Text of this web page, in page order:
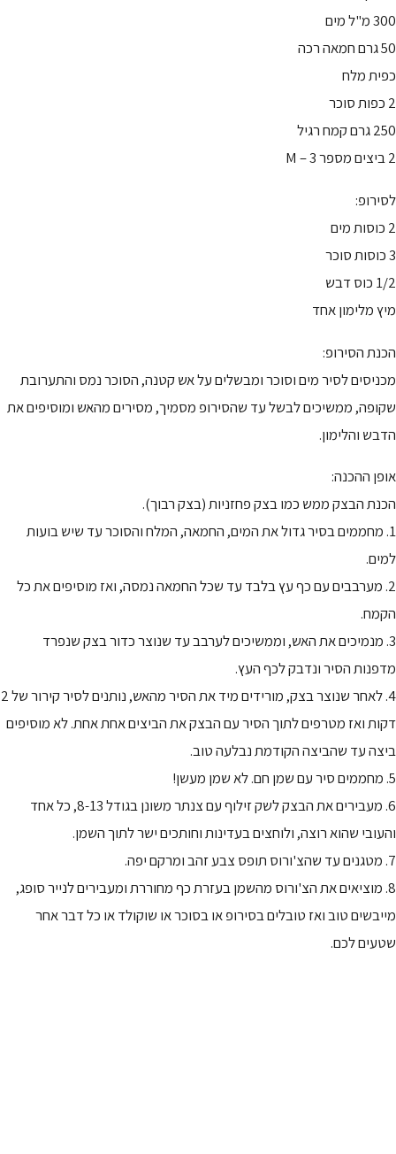
300 מ"ל מים
50 גרם חמאה רכה
כפית מלח
2 כפות סוכר
250 גרם קמח רגיל
2 ביצים מספר 3 – M
לסירופ:
2 כוסות מים
3 כוסות סוכר
1/2 כוס דבש
מיץ מלימון אחד
הכנת הסירופ:
מכניסים לסיר מים וסוכר ומבשלים על אש קטנה, הסוכר נמס והתערובת
שקופה, ממשיכים לבשל עד שהסירופ מסמיך, מסירים מהאש ומוסיפים את
הדבש והלימון.
אופן ההכנה:
הכנת הבצק ממש כמו בצק פחזניות (בצק רבוך).
1. מחממים בסיר גדול את המים, החמאה, המלח והסוכר עד שיש בועות
למים.
2. מערבבים עם כף עץ בלבד עד שכל החמאה נמסה, ואז מוסיפים את כל
הקמח.
3. מנמיכים את האש, וממשיכים לערבב עד שנוצר כדור בצק שנפרד
מדפנות הסיר ונדבק לכף העץ.
4. לאחר שנוצר בצק, מורידים מיד את הסיר מהאש, נותנים לסיר קירור של 2
דקות ואז מטרפים לתוך הסיר עם הבצק את הביצים אחת אחת. לא מוסיפים
ביצה עד שהביצה הקודמת נבלעה טוב.
5. מחממים סיר עם שמן חם. לא שמן מעשן!
6. מעבירים את הבצק לשק זילוף עם צנתר משונן בגודל 8-13, כל אחד
והעובי שהוא רוצה, ולוחצים בעדינות וחותכים ישר לתוך השמן.
7. מטגנים עד שהצ'ורוס תופס צבע זהב ומרקם יפה.
8. מוציאים את הצ'ורוס מהשמן בעזרת כף מחוררת ומעבירים לנייר סופג,
מייבשים טוב ואז טובלים בסירופ או בסוכר או שוקולד או כל דבר אחר
שטעים לכם.